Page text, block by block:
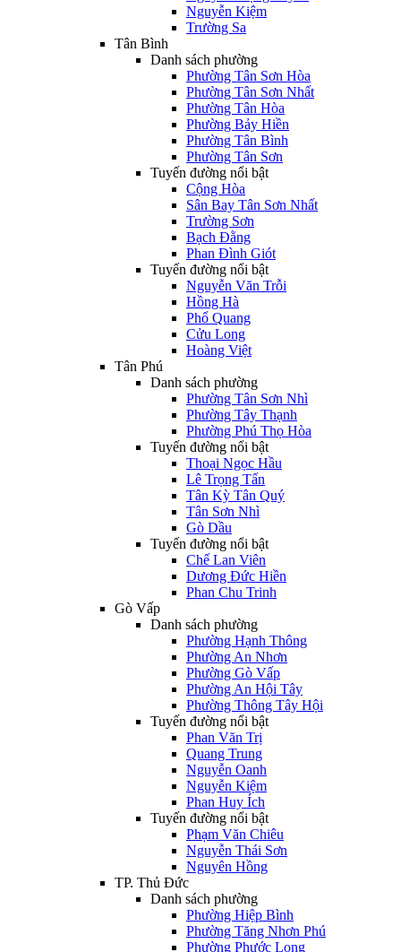
Nguyễn Kiệm
Trường Sa
Tân Bình
Danh sách phường
Phường Tân Sơn Hòa
Phường Tân Sơn Nhất
Phường Tân Hòa
Phường Bảy Hiền
Phường Tân Bình
Phường Tân Sơn
Tuyến đường nổi bật
Cộng Hòa
Sân Bay Tân Sơn Nhất
Trường Sơn
Bạch Đằng
Phan Đình Giót
Tuyến đường nổi bật
Nguyễn Văn Trỗi
Hồng Hà
Phổ Quang
Cửu Long
Hoàng Việt
Tân Phú
Danh sách phường
Phường Tân Sơn Nhì
Phường Tây Thạnh
Phường Phú Thọ Hòa
Tuyến đường nổi bật
Thoại Ngọc Hầu
Lê Trọng Tấn
Tân Kỳ Tân Quý
Tân Sơn Nhì
Gò Dầu
Tuyến đường nổi bật
Chế Lan Viên
Dương Đức Hiền
Phan Chu Trinh
Gò Vấp
Danh sách phường
Phường Hạnh Thông
Phường An Nhơn
Phường Gò Vấp
Phường An Hội Tây
Phường Thông Tây Hội
Tuyến đường nổi bật
Phan Văn Trị
Quang Trung
Nguyễn Oanh
Nguyễn Kiệm
Phan Huy Ích
Tuyến đường nổi bật
Phạm Văn Chiêu
Nguyễn Thái Sơn
Nguyên Hồng
TP. Thủ Đức
Danh sách phường
Phường Hiệp Bình
Phường Tăng Nhơn Phú
Phường Phước Long